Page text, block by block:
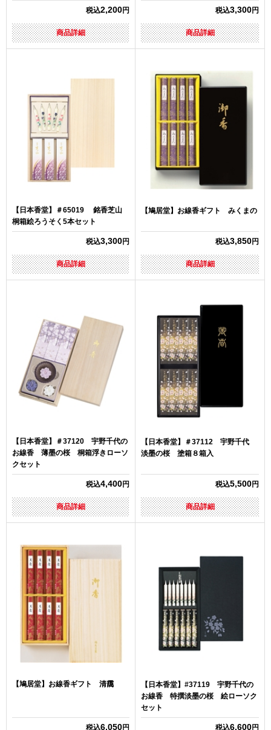
税込2,200円
商品詳細
税込3,300円
商品詳細
【日本香堂】＃65019 銘香芝山
桐箱絵ろうそく5本セット
税込3,300円
商品詳細
【鳩居堂】お線香ギフト みくまの
税込3,850円
商品詳細
【日本香堂】＃37120 宇野千代の
お線香 薄墨の桜 桐箱浮きローソ
クセット
税込4,400円
商品詳細
【日本香堂】＃37112 宇野千代
淡墨の桜 塗箱８箱入
税込5,500円
商品詳細
【鳩居堂】お線香ギフト 清靄
税込6,050円
【日本香堂】#37119 宇野千代の
お線香 特撰淡墨の桜 絵ローソク
セット
税込6,600円